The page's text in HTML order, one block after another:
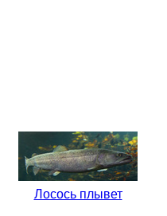
Лосось плывет